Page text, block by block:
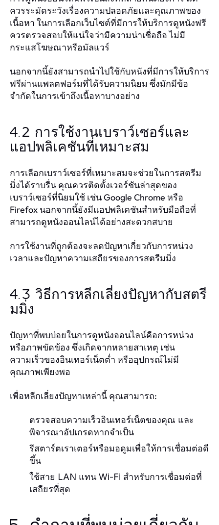
ควรระมัดระวังเรื่องความปลอดภัยและคุณภาพของ
เนื้อหา ในการเลือกเว็บไซต์ที่มีการให้บริการดูหนังฟรี
ควรตรวจสอบให้แน่ใจว่ามีความน่าเชื่อถือ ไม่มี
กระแสโฆษณาหรือมัลแวร์
นอกจากนี้ยังสามารถนำไปใช้กับหนังที่มีการให้บริการ
ฟรีผ่านแพลตฟอร์มที่ได้รับความนิยม ซึ่งมักมีข้อ
จำกัดในการเข้าถึงเนื้อหาบางอย่าง
4.2 การใช้งานเบราว์เซอร์และ
แอปพลิเคชันที่เหมาะสม
การเลือกเบราว์เซอร์ที่เหมาะสมจะช่วยในการสตรีม
มิ่งได้ราบรื่น คุณควรติดตั้งเวอร์ชันล่าสุดของ
เบราว์เซอร์ที่นิยมใช้ เช่น Google Chrome หรือ
Firefox นอกจากนี้ยังมีแอปพลิเคชันสำหรับมือถือที่
สามารถดูหนังออนไลน์ได้อย่างสะดวกสบาย
การใช้งานที่ถูกต้องจะลดปัญหาเกี่ยวกับการหน่วง
เวลาและปัญหาความเสถียรของการสตรีมมิ่ง
4.3 วิธีการหลีกเลี่ยงปัญหากับสตรี
มมิ่ง
ปัญหาที่พบบ่อยในการดูหนังออนไลน์คือการหน่วง
หรือภาพขัดข้อง ซึ่งเกิดจากหลายสาเหตุ เช่น
ความเร็วของอินเทอร์เน็ตต่ำ หรืออุปกรณ์ไม่มี
คุณภาพเพียงพอ
เพื่อหลีกเลี่ยงปัญหาเหล่านี้ คุณสามารถ:
ตรวจสอบความเร็วอินเทอร์เน็ตของคุณ และ
พิจารณาอัปเกรดหากจำเป็น
รีสตาร์ตเราเตอร์หรือมอดูมเพื่อให้การเชื่อมต่อดี
ขึ้น
ใช้สาย LAN แทน Wi-Fi สำหรับการเชื่อมต่อที่
เสถียรที่สุด